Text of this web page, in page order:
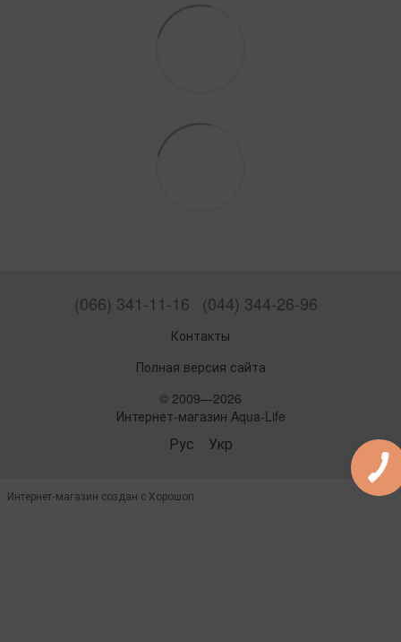
(066) 341-11-16 (044) 344-26-96
Контакты
Полная версия сайта
© 2009—2026
Интернет-магазин Aqua-Life
Рус Укр
Интернет-магазин создан с Хорошоп